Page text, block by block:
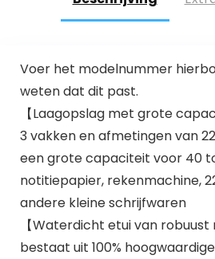
Voer het modelnummer
weten dat dit past.
【Laagopslag met grote
3 vakken en afmetingen van
een grote capaciteit voor 40
notitiepapier, rekenmachine,
andere kleine schrijfwaren
【Waterdicht etui van
bestaat uit 100%